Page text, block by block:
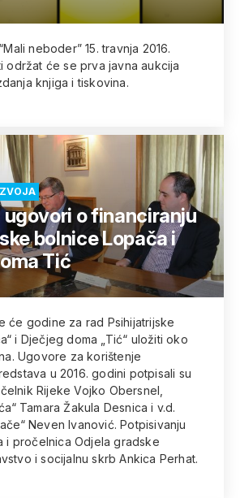
neboder” 15. travnja 2016.
održat će se prva javna aukcija
knjiga i tiskovina.
o financiranju
bolnice Lopača i
Tić
će godine za rad Psihijatrijske
i Dječjeg doma „Tić“ uložiti oko
Ugovore za korištenje
u 2016. godini potpisali su
Rijeke Vojko Obersnel,
Tamara Žakula Desnica i v.d.
Neven Ivanović. Potpisivanju
i pročelnica Odjela gradske
i socijalnu skrb Ankica Perhat.